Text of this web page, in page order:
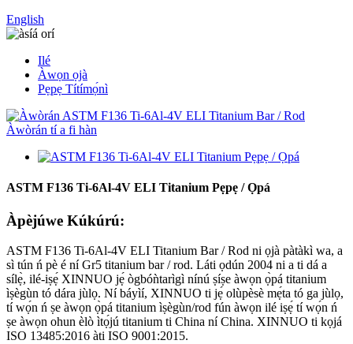
English
Ilé
Àwọn ọjà
Pẹpẹ Títímọ́nì
ASTM F136 Ti-6Al-4V ELI Titanium Pẹpẹ / Ọpá
Àpèjúwe Kúkúrú:
ASTM F136 Ti-6Al-4V ELI Titanium Bar / Rod ni ọjà pàtàkì wa, a
sì tún ń pè é ní Gr5 titanium bar / rod. Láti ọdún 2004 ni a ti dá a
sílẹ̀, ilé-iṣẹ́ XINNUO jẹ́ ògbóǹtarìgì nínú ṣíṣe àwọn ọ̀pá titanium
ìṣègùn tó dára jùlọ. Ní báyìí, XINNUO ti jẹ́ olùpèsè mẹ́ta tó ga jùlọ,
tí wọ́n ń ṣe àwọn ọ̀pá titanium ìṣègùn/rod fún àwọn ilé iṣẹ́ tí wọ́n ń
ṣe àwọn ohun èlò ìtọ́jú titanium ti China ní China. XINNUO ti kọjá
ISO 13485:2016 àti ISO 9001:2015.